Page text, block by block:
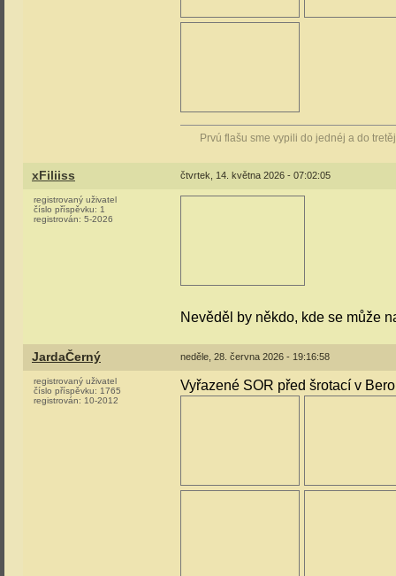
Prvú flašu sme vypili do jednéj a do
xFiliiss čtvrtek, 14. května 2026 - 07:02:05
registrovaný uživatel
číslo příspěvku: 1
registrován: 5-2026
Nevěděl by někdo, kde se může
JardaČerný neděle, 28. června 2026 - 19:16:58
registrovaný uživatel
číslo příspěvku: 1765
registrován: 10-2012
Vyřazené SOR před šrotací v